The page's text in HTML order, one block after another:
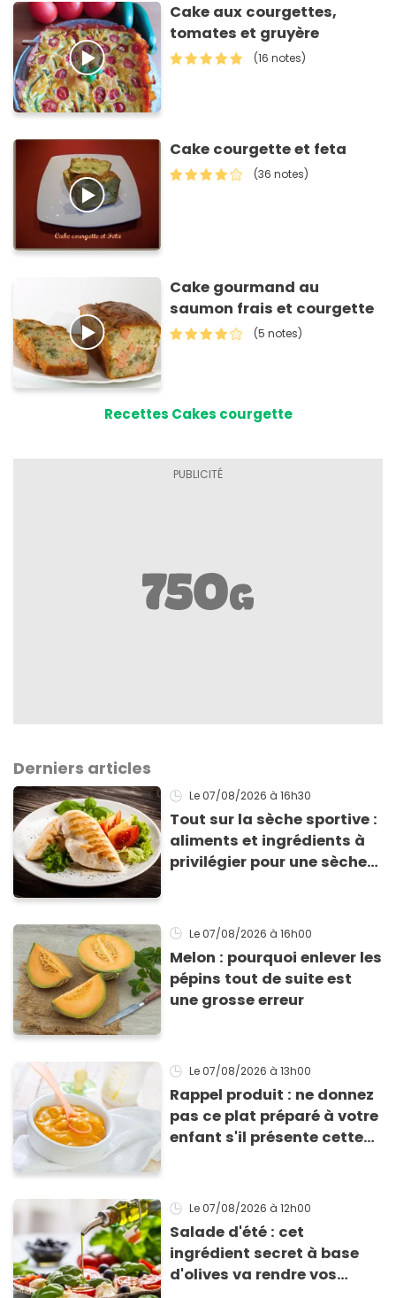
Cake aux courgettes,
tomates et gruyère
(16 notes)
Cake courgette et feta
(36 notes)
Cake gourmand au
saumon frais et courgette
(5 notes)
Recettes Cakes courgette
Derniers articles
Le 07/08/2026 à 16h30
Tout sur la sèche sportive :
aliments et ingrédients à
privilégier pour une sèche
Le 07/08/2026 à 16h00
Melon : pourquoi enlever les
pépins tout de suite est
une grosse erreur
Le 07/08/2026 à 13h00
Rappel produit : ne donnez
pas ce plat préparé à votre
enfant s'il présente cette
Le 07/08/2026 à 12h00
Salade d'été : cet
ingrédient secret à base
d'olives va rendre vos